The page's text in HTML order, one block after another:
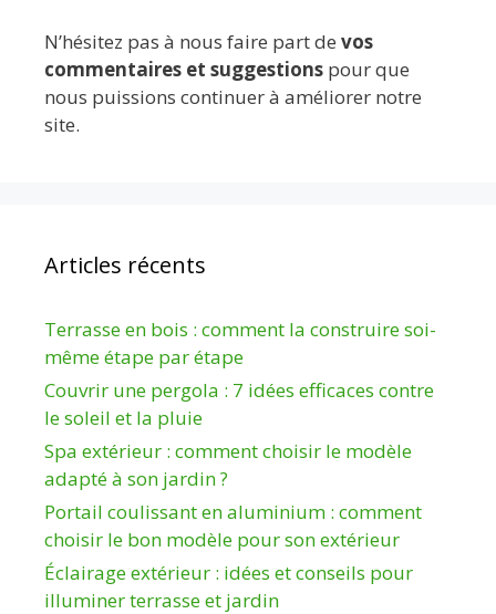
N’hésitez pas à nous faire part de vos
commentaires et suggestions pour que
nous puissions continuer à améliorer notre
site.
Articles récents
Terrasse en bois : comment la construire soi-
même étape par étape
Couvrir une pergola : 7 idées efficaces contre
le soleil et la pluie
Spa extérieur : comment choisir le modèle
adapté à son jardin ?
Portail coulissant en aluminium : comment
choisir le bon modèle pour son extérieur
Éclairage extérieur : idées et conseils pour
illuminer terrasse et jardin